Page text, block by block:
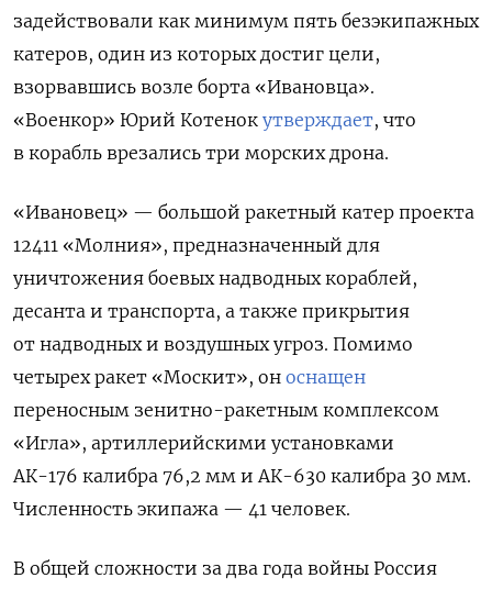
задействовали как минимум пять безэкипажных
катеров, один из которых достиг цели,
взорвавшись возле борта «Ивановца».
«Военкор» Юрий Котенок утверждает, что
в корабль врезались три морских дрона.
«Ивановец» — большой ракетный катер проекта
12411 «Молния», предназначенный для
уничтожения боевых надводных кораблей,
десанта и транспорта, а также прикрытия
от надводных и воздушных угроз. Помимо
четырех ракет «Москит», он оснащен
переносным зенитно-ракетным комплексом
«Игла», артиллерийскими установками
АК-176 калибра 76,2 мм и АК-630 калибра 30 мм.
Численность экипажа — 41 человек.
В общей сложности за два года войны Россия